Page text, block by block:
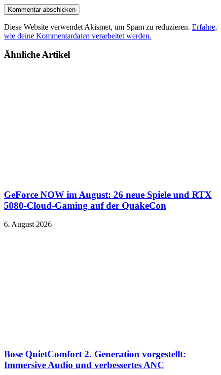
Diese Website verwendet Akismet, um Spam zu reduzieren. Erfahre,
wie deine Kommentardaten verarbeitet werden.
Ähnliche Artikel
GeForce NOW im August: 26 neue Spiele und RTX
5080-Cloud-Gaming auf der QuakeCon
6. August 2026
Bose QuietComfort 2. Generation vorgestellt:
Immersive Audio und verbessertes ANC